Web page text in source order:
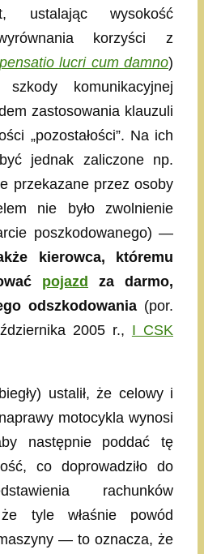
ustalając wysokość
korzyści z
lucri cum damno)
komunikacyjnej
zastosowania klauzuli
„pozostałości”. Na ich
jednak zaliczone np.
przekazane przez osoby
nie było zwolnienie
poszkodowanego) —
kierowca, któremu
pojazd za darmo,
odszkodowania (por.
2005 r., I CSK
ustalił, że celowy i
motocykla wynosi
następnie poddać tę
co doprowadziło do
rachunków
że tyle właśnie powód
— to oznacza, że